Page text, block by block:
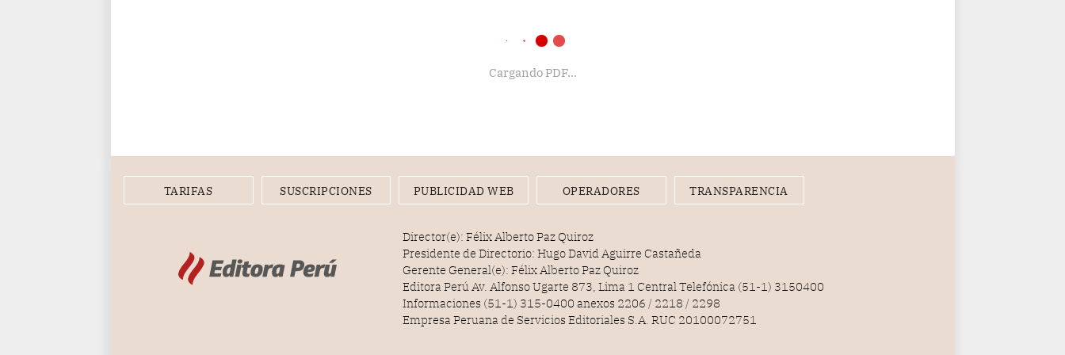
Cargando PDF...
TARIFAS SUSCRIPCIONES PUBLICIDAD WEB OPERADORES TRANSPARENCIA
Director(e): Félix Alberto Paz Quiroz
Presidente de Directorio: Hugo David Aguirre Castañeda
Gerente General(e): Félix Alberto Paz Quiroz
Editora Perú Av. Alfonso Ugarte 873, Lima 1 Central Telefónica (51-1) 3150400
Informaciones (51-1) 315-0400 anexos 2206 / 2218 / 2298
Empresa Peruana de Servicios Editoriales S.A. RUC 20100072751